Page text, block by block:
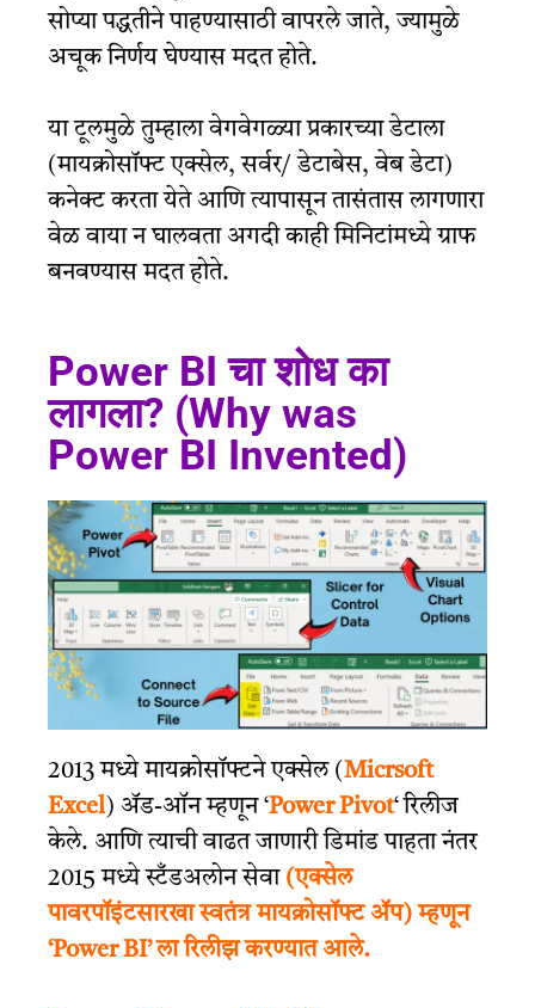
सोप्या पद्धतीनेपाहण्यासाठी वापरले जाते, ज्यामुळे
अचूक निर्णय घेण्यास मदत होते.
या टूलमुळे तुम्हाला वेगवेगळ्या प्रकारच्या डेटाला
(मायक्रोसॉफ्ट एक्सेल, सर्वर/ डेटाबेस, वेब डेटा)
कनेक्ट करता येते आणि त्यापासून तासंतास लागणारा
वेळ वाया न घालवता अगदी काही मिनिटांमध्ये ग्राफ
बनवण्यास मदत होते.
Power BI चा शोध का
लागला? (Why was
Power BI Invented)
2013 मध्ये मायक्रोसॉफ्टने एक्सेल (Micrsoft
Excel) ॲड-ऑन म्हणून ‘Power Pivot‘ रिलीज
केले. आणि त्याची वाढत जाणारी डिमांड पाहता नंतर
2015 मध्ये स्टँडअलोन सेवा (एक्सेल
पावरपॉइंटसारखा स्वतंत्र मायक्रोसॉफ्ट ॲप) म्हणून
‘Power BI’ ला रिलीझ करण्यात आले.